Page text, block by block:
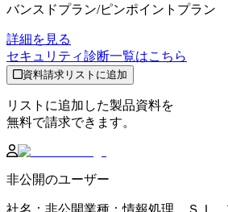
バンスドプラン/ピンポイントプラン
詳細を見る
セキュリティ診断一覧はこちら
資料請求リストに追加
リストに追加した製品資料を
無料で請求できます。
非公開のユーザー
社名 ： 非公開業種 ：情報処理、ＳＩ